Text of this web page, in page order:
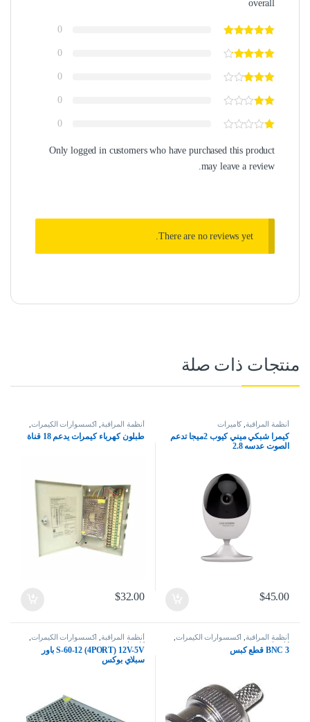
overall
0
0
0
0
0
Only logged in customers who have purchased this product
may leave a review.
There are no reviews yet.
منتجات ذات صلة
أنظمة المراقبة كاميرات
كيمرا شبكي ميني كيوب 2ميجا تدعم
الصوت عدسه 2.8
$45.00
أنظمة المراقبة اكسسوارات الكيمرات
كاميرات
طبلون كهرباء كيمرات يدعم 18 قناة
$32.00
أنظمة المراقبة اكسسوارات الكيمرات
كاميرات
BNC 3 قطع كبس
أنظمة المراقبة اكسسوارات الكيمرات
كاميرات
S-60-12 (4PORT) 12V-5V باور
سبلاي بوكس